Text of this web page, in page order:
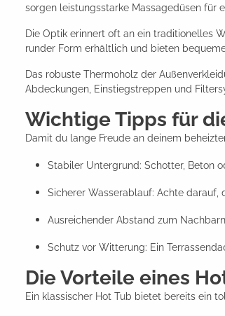
sorgen leistungsstarke Massagedüsen für
Die Optik erinnert oft an ein traditionelles
runder Form erhältlich und bieten
Das robuste Thermoholz der
Abdeckungen, Einstiegstreppen und
Wichtige Tipps für
Damit du lange Freude an deinem
Stabiler Untergrund: Schotter, Beton
Sicherer Wasserablauf: Achte darauf,
Ausreichender Abstand zum
Schutz vor Witterung: Ein
Die Vorteile eines
Ein klassischer Hot Tub bietet bereits ein